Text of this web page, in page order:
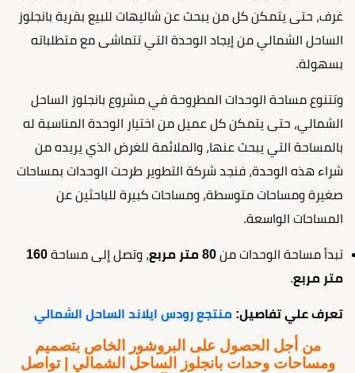
غرف، حتى يتمكن كل من يبحث عن شاليهات للبيع بقرية بانجلوز
الساحل الشمالي من إيجاد الوحدة التي تتماشى مع متطلباته
بسهولة.
وتتنوع مساحة الوحدات المطروحة في مشروع بانجلوز الساحل
الشمالي، حتى يتمكن كل عميل من اختيار الوحدة المناسبة له
بالمساحة التي يبحث عنها، والملائمة للغرض الذي يريده من
شراء هذه الوحدة، فنجد شركة التطوير طرحت الوحدات بمساحات
صغيرة ومساحات متوسطة، ومساحات كبيرة للباحثين عن
المساحات الواسعة.
تبدأ مساحة الوحدات من 80 متر مربع ، وتصل إلى مساحة 160
متر مربع.
تعرف علي تفاصيل: منتجع رودس ايلاند الساحل الشمالي
من أجل الحصول على البروشور الخاص بتصميم
ومساحات وحدات بانجلوز الساحل الشمالي | تواصل